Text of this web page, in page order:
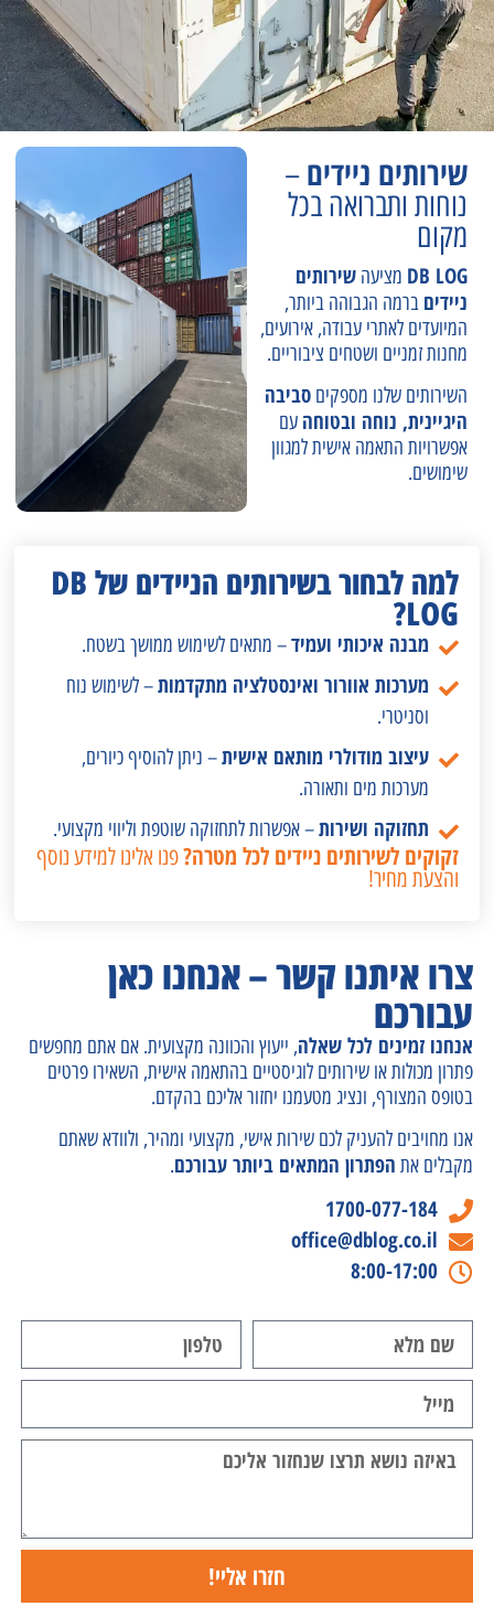
שירותים ניידים –
נוחות ותברואה בכל
מקום
DB LOG מציעהשירותים
ניידים ברמה הגבוהה ביותר,
המיועדים לאתרי עבודה, אירועים,
מחנות זמניים ושטחים ציבוריים.
השירותים שלנו מספקיםסביבה
היגיינית, נוחה ובטוחה עם
אפשרויות התאמה אישית למגוון
שימושים.
למה לבחור בשירותים הניידים של DB
LOG?
מבנה איכותי ועמיד– מתאים לשימוש ממושך בשטח.
מערכות אוורור ואינסטלציה מתקדמות– לשימוש נוח
וסניטרי.
עיצוב מודולרי מותאם אישית– ניתן להוסיף כיורים,
מערכות מים ותאורה.
תחזוקה ושירות– אפשרות לתחזוקה שוטפת וליווי מקצועי.
זקוקים לשירותים ניידים לכל מטרה?פנו אלינו למידע נוסף
והצעת מחיר!
צרו איתנו קשר – אנחנו כאן
עבורכם
אנחנו זמינים לכל שאלה, ייעוץ והכוונה מקצועית. אם אתם מחפשים
פתרון מכולות או שירותים לוגיסטיים בהתאמה אישית, השאירו פרטים
בטופס המצורף, ונציג מטעמנו יחזור אליכם בהקדם.
אנו מחויבים להעניק לכם שירות אישי, מקצועי ומהיר, ולוודא שאתם
מקבלים את הפתרון המתאים ביותר עבורכם.
1700-077-184
office@dblog.co.il
8:00-17:00
חזרו אליי!